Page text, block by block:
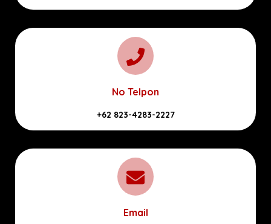
No Telpon
+62 823-4283-2227
Email